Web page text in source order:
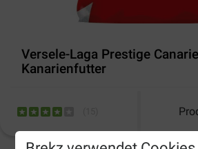
Versele-Laga Prestige
Kanarienfutter